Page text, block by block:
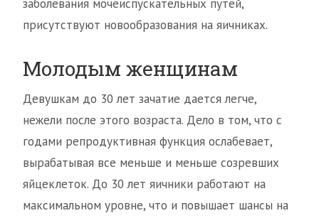
заболевания мочеиспускательных путей,
присутствуют новообразования на яичниках.
Молодым женщинам
Девушкам до 30 лет зачатие дается легче,
нежели после этого возраста. Дело в том, что с
годами репродуктивная функция ослабевает,
вырабатывая все меньше и меньше созревших
яйцеклеток. До 30 лет яичники работают на
максимальном уровне, что и повышает шансы на